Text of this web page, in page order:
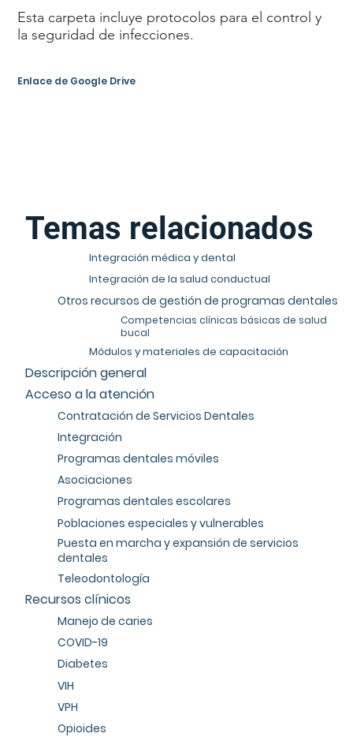
Temas relacionados
Integración médica y dental
Integración de la salud conductual
Otros recursos de gestión de programas dentales
Competencias clínicas básicas de salud
bucal
Módulos y materiales de capacitación
Descripción general
Acceso a la atención
Contratación de Servicios Dentales
Integración
Programas dentales móviles
Asociaciones
Programas dentales escolares
Poblaciones especiales y vulnerables
Puesta en marcha y expansión de servicios
dentales
Teleodontología
Recursos clínicos
Manejo de caries
COVID-19
Diabetes
VIH
VPH
Opioides
Esta carpeta incluye protocolos para el control y
la seguridad de infecciones.
Enlace de Google Drive